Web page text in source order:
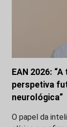
EAN 2026:
perspetiva
neurológica”
O papel da